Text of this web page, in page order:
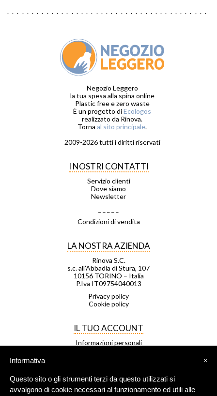
Negozio Leggero
la tua spesa alla spina online
Plastic free e zero waste
È un progetto diEcologos
realizzato da Rinova.
Torna al sito principale.
2009-2026 tutti i diritti riservati
I NOSTRI CONTATTI
Servizio clienti
Dove siamo
Newsletter
Condizioni di vendita
LA NOSTRA AZIENDA
Rinova S.C.
s.c. all’Abbadia di Stura, 107
10156 TORINO – Italia
P.Iva IT09754040013
Privacy policy
Cookie policy
IL TUO ACCOUNT
Informazioni personali
Le mie liste di desideri
I miei avvisi
×
Informativa
Questo sito o gli strumenti terzi da questo utilizzati si
avvalgono di cookie necessari al funzionamento ed utili alle